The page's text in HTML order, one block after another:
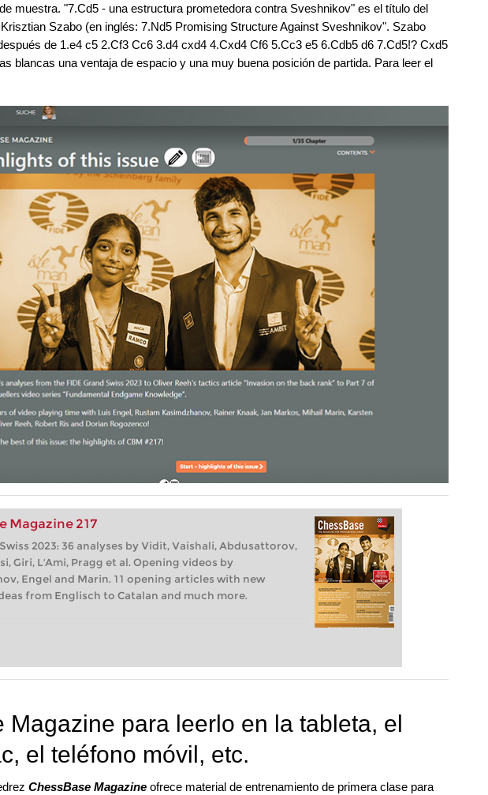
muestra. "7.Cd5 - una estructura prometedora contra Sveshnikov" es el título del
Szabo (en inglés: 7.Nd5 Promising Structure Against Sveshnikov". Szabo
de 1.e4 c5 2.Cf3 Cc6 3.d4 cxd4 4.Cxd4 Cf6 5.Cc3 e5 6.Cdb5 d6 7.Cd5!? Cxd5
blancas una ventaja de espacio y una muy buena posición de partida. Para leer el
Magazine 217
2023: 36 analyses by Vidit, Vaishali, Abdusattorov,
Giri, L'Ami, Pragg et al. Opening videos by
Engel and Marin. 11 opening articles with new
from Englisch to Catalan and much more.
Magazine para leerlo en la tableta, el
el teléfono móvil, etc.
ChessBase Magazine ofrece material de entrenamiento de primera clase para